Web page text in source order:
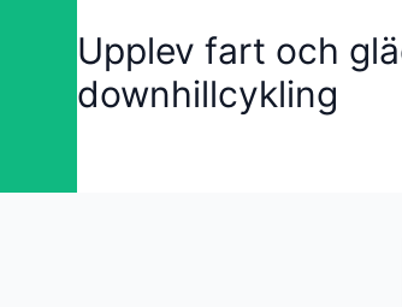
Upplev fart och
downhillcykling